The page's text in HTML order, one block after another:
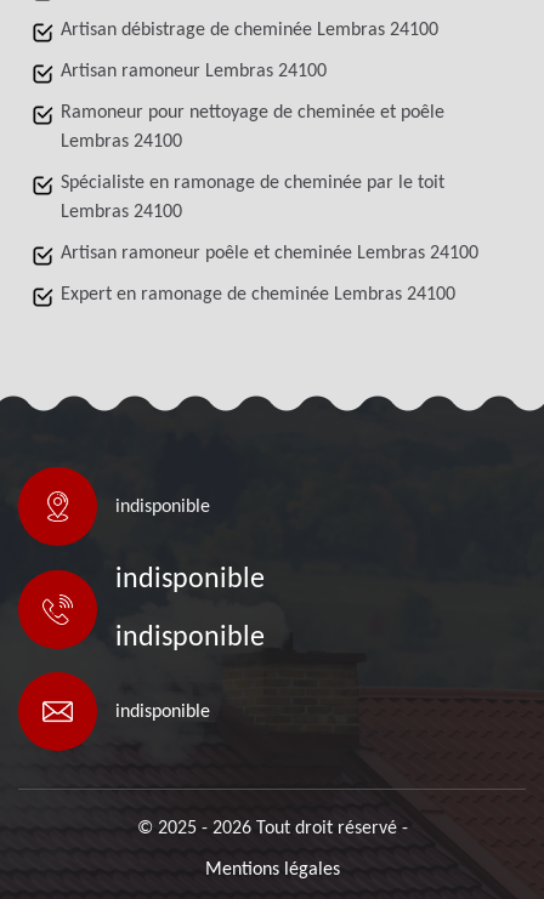
Artisan débistrage de cheminée Lembras 24100
Artisan ramoneur Lembras 24100
Ramoneur pour nettoyage de cheminée et poêle
Lembras 24100
Spécialiste en ramonage de cheminée par le toit
Lembras 24100
Artisan ramoneur poêle et cheminée Lembras 24100
Expert en ramonage de cheminée Lembras 24100
indisponible
indisponible
indisponible
indisponible
© 2025 - 2026 Tout droit réservé -
Mentions légales